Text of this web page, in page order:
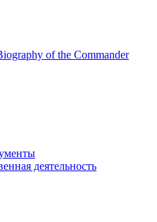
of the Commander
деятельность